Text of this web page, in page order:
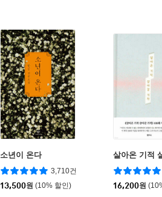
소년이 온다
3,710건
13,500원 (10% 할인)
살아온 기적
16,200원